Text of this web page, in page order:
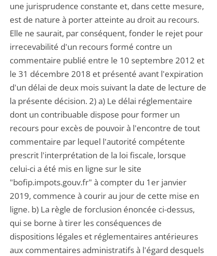
une jurisprudence constante et, dans cette mesure,
est de nature à porter atteinte au droit au recours.
Elle ne saurait, par conséquent, fonder le rejet pour
irrecevabilité d'un recours formé contre un
commentaire publié entre le 10 septembre 2012 et
le 31 décembre 2018 et présenté avant l'expiration
d'un délai de deux mois suivant la date de lecture de
la présente décision. 2) a) Le délai réglementaire
dont un contribuable dispose pour former un
recours pour excès de pouvoir à l'encontre de tout
commentaire par lequel l'autorité compétente
prescrit l'interprétation de la loi fiscale, lorsque
celui-ci a été mis en ligne sur le site
"bofip.impots.gouv.fr" à compter du 1er janvier
2019, commence à courir au jour de cette mise en
ligne. b) La règle de forclusion énoncée ci-dessus,
qui se borne à tirer les conséquences de
dispositions légales et réglementaires antérieures
aux commentaires administratifs à l'égard desquels